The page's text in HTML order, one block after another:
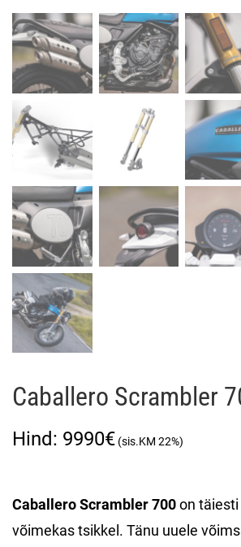
Caballero Scrambler
9990€
Caballero Scrambler 700on täiesti
võimekas tsikkel. Tänu uuele